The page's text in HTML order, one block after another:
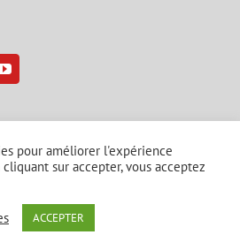
réservés |Mentions légales et politique
de confidentialité
pour améliorer l'expérience
sur accepter, vous acceptez
ACCEPTER